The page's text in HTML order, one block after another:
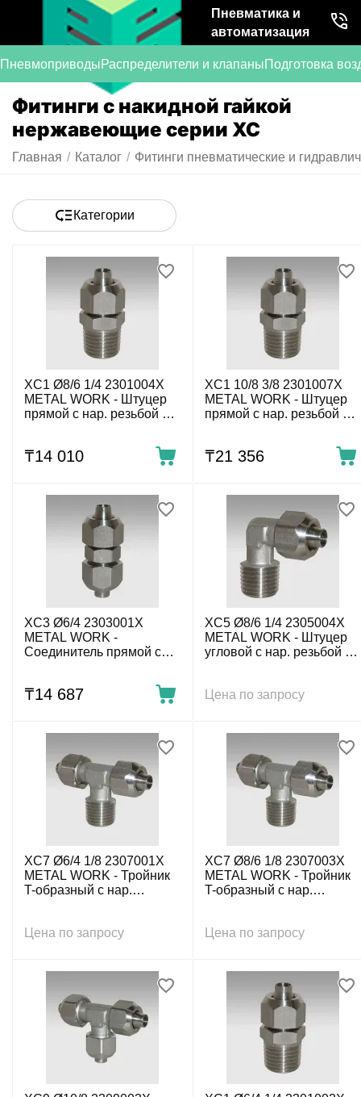
Пневматика и
автоматизация
ПневмоприводыРаспределители и клапаныПодготовка
Фитинги с накидной гайкой
нержавеющие серии XC
Главная / Каталог / Фитинги пневматические и
Категории
XC1 Ø8/6 1/4 2301004X
METAL WORK - Штуцер
прямой с нар. резьбой с
₸14 010
XC1 10/8 3/8 2301007X
METAL WORK - Штуцер
прямой с нар. резьбой с
₸21 356
XC3 Ø6/4 2303001X
METAL WORK -
Соединитель прямой с
₸14 687
XC5 Ø8/6 1/4 2305004X
METAL WORK - Штуцер
угловой с нар. резьбой с
Цена по запросу
XC7 Ø6/4 1/8 2307001X
METAL WORK - Тройник
T-образный с нар.
Цена по запросу
XC7 Ø8/6 1/8 2307003X
METAL WORK - Тройник
T-образный с нар.
Цена по запросу